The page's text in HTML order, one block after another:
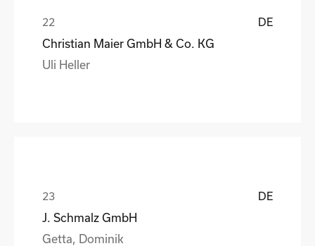
DE
Christian Maier GmbH & Co. KG
Uli Heller
DE
J. Schmalz GmbH
Getta, Dominik